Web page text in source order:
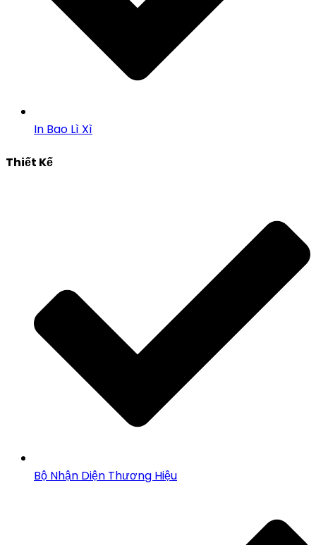
In Bao Lì Xì
Thiết Kế
Bộ Nhận Diện Thương Hiệu